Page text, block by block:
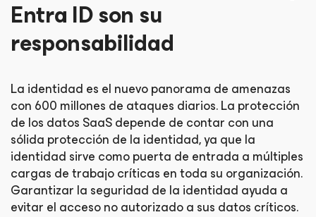
Entra ID son su
responsabilidad
La identidad es el nuevo panorama de amenazas
con 600 millones de ataques diarios. La protección
de los datos SaaS depende de contar con una
sólida protección de la identidad, ya que la
identidad sirve como puerta de entrada a múltiples
cargas de trabajo críticas en toda su organización.
Garantizar la seguridad de la identidad ayuda a
evitar el acceso no autorizado a sus datos críticos.